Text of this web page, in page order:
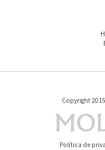
Copyright
Política de